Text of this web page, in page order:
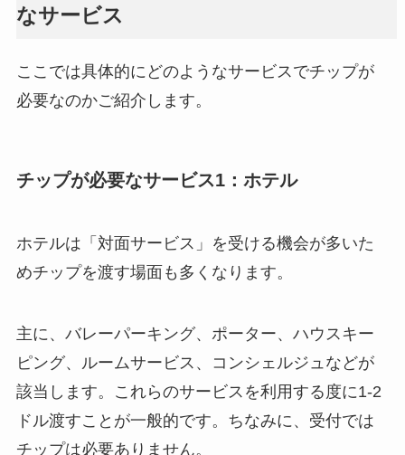
なサービス
ここでは具体的にどのようなサービスでチップが
必要なのかご紹介します。
チップが必要なサービス1：ホテル
ホテルは「対面サービス」を受ける機会が多いた
めチップを渡す場面も多くなります。
主に、バレーパーキング、ポーター、ハウスキー
ピング、ルームサービス、コンシェルジュなどが
該当します。これらのサービスを利用する度に1-2
ドル渡すことが一般的です。ちなみに、受付では
チップは必要ありません。